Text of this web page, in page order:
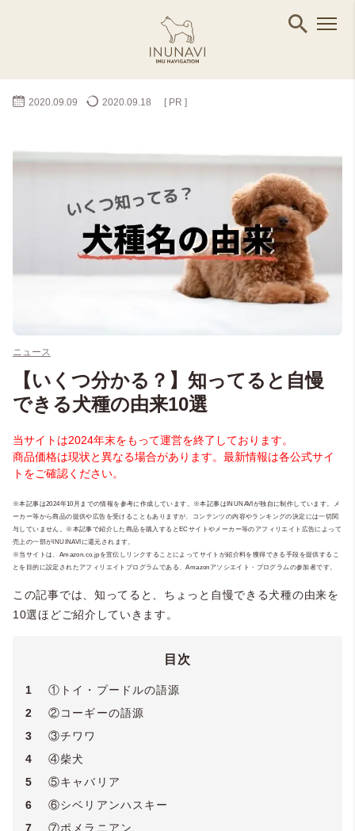
2020.09.09 2020.09.18 [ PR ]
ニュース
【いくつ分かる？】知ってると自慢
できる犬種の由来10選
当サイトは2024年末をもって運営を終了しております。
商品価格は現状と異なる場合があります。最新情報は各公式サイ
トをご確認ください。
※本記事は2024年10月までの情報を参考に作成しています。※本記事はINUNAVIが独自に制作しています。メ
ーカー等から商品の提供や広告を受けることもありますが、コンテンツの内容やランキングの決定には一切関
与していません。※本記事で紹介した商品を購入するとECサイトやメーカー等のアフィリエイト広告によって
売上の一部がINUINAVIに還元されます。
※当サイトは、Amazon.co.jpを宣伝しリンクすることによってサイトが紹介料を獲得できる手段を提供するこ
とを目的に設定されたアフィリエイトプログラムである、Amazonアソシエイト・プログラムの参加者です。
この記事では、知ってると、ちょっと自慢できる犬種の由来を
10選ほどご紹介していきます。
目次
1
①トイ・プードルの語源
2
②コーギーの語源
3
③チワワ
4
④柴犬
5
⑤キャバリア
6
⑥シベリアンハスキー
7
⑦ポメラニアン